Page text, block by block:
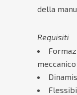
della
Requisiti